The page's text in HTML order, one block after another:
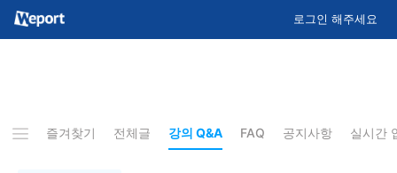
로그인 해주세요
즐겨찾기 전체글 강의 Q&A FAQ 공지사항 실시간